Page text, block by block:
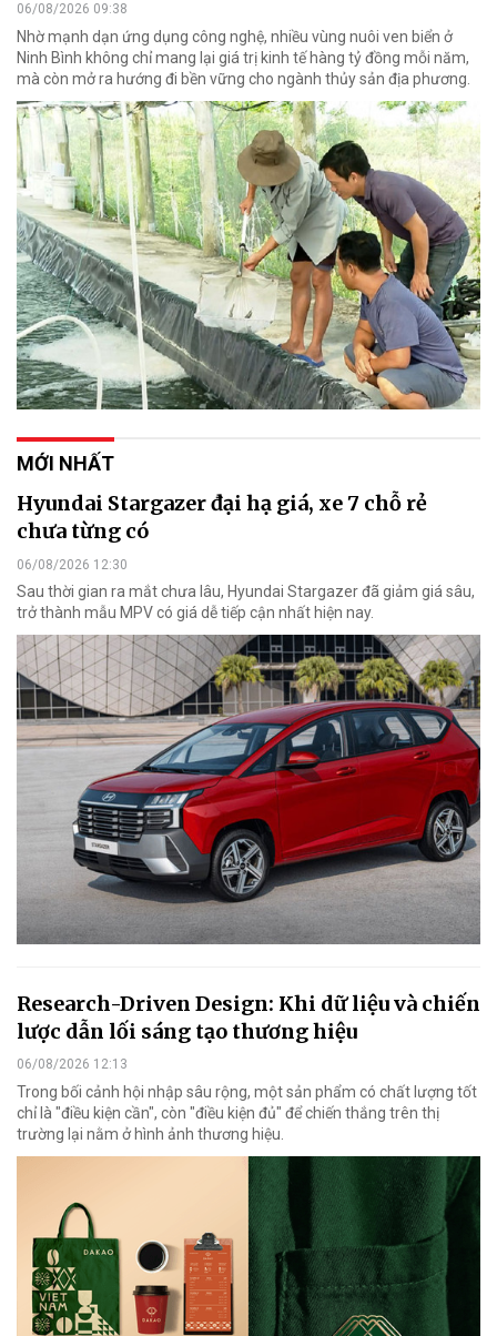
06/08/2026 09:38
Nhờ mạnh dạn ứng dụng công nghệ, nhiều vùng nuôi ven biển ở
Ninh Bình không chỉ mang lại giá trị kinh tế hàng tỷ đồng mỗi năm,
mà còn mở ra hướng đi bền vững cho ngành thủy sản địa phương.
MỚI NHẤT
Hyundai Stargazer đại hạ giá, xe 7 chỗ rẻ
chưa từng có
06/08/2026 12:30
Sau thời gian ra mắt chưa lâu, Hyundai Stargazer đã giảm giá sâu,
trở thành mẫu MPV có giá dễ tiếp cận nhất hiện nay.
Research-Driven Design: Khi dữ liệu và chiến
lược dẫn lối sáng tạo thương hiệu
06/08/2026 12:13
Trong bối cảnh hội nhập sâu rộng, một sản phẩm có chất lượng tốt
chỉ là "điều kiện cần", còn "điều kiện đủ" để chiến thắng trên thị
trường lại nằm ở hình ảnh thương hiệu.